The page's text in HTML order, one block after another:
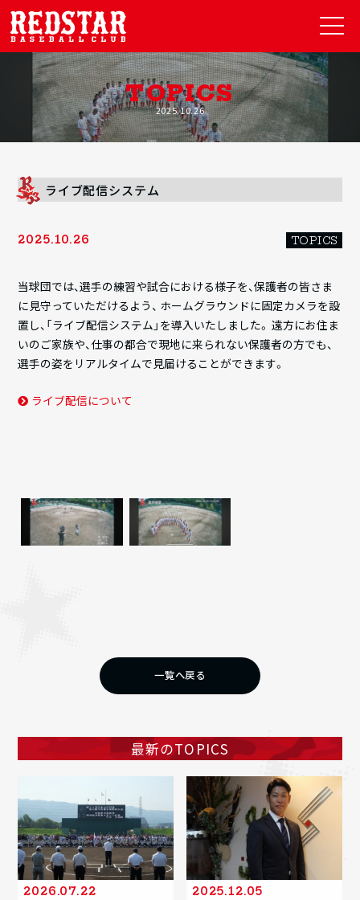
TOPICS
2025.10.26
ライブ配信システム
2025.10.26 TOPICS
当球団では、選手の練習や試合における様子を、保護者の皆さま
に見守っていただけるよう、 ホームグラウンドに固定カメラを設
置し、「ライブ配信システム」を導入いたしました。 遠方にお住ま
いのご家族や、仕事の都合で現地に来られない保護者の方でも、
選手の姿をリアルタイムで見届けることができます。
ライブ配信について
一覧へ戻る
最新のTOPICS
2026.07.22
2025.12.05